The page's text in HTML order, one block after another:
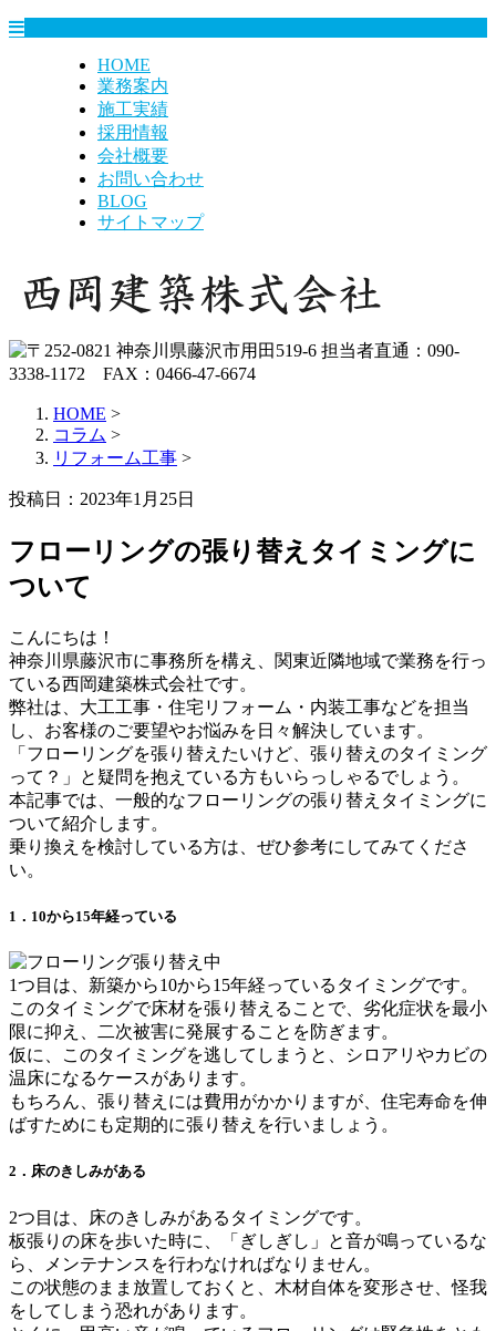
HOME
業務案内
施工実績
採用情報
会社概要
お問い合わせ
BLOG
サイトマップ
HOME >
コラム >
リフォーム工事 >
投稿日：2023年1月25日
フローリングの張り替えタイミングに
ついて
こんにちは！
神奈川県藤沢市に事務所を構え、関東近隣地域で業務を行っ
ている西岡建築株式会社です。
弊社は、大工工事・住宅リフォーム・内装工事などを担当
し、お客様のご要望やお悩みを日々解決しています。
「フローリングを張り替えたいけど、張り替えのタイミング
って？」と疑問を抱えている方もいらっしゃるでしょう。
本記事では、一般的なフローリングの張り替えタイミングに
ついて紹介します。
乗り換えを検討している方は、ぜひ参考にしてみてくださ
い。
1．10から15年経っている
1つ目は、新築から10から15年経っているタイミングです。
このタイミングで床材を張り替えることで、劣化症状を最小
限に抑え、二次被害に発展することを防ぎます。
仮に、このタイミングを逃してしまうと、シロアリやカビの
温床になるケースがあります。
もちろん、張り替えには費用がかかりますが、住宅寿命を伸
ばすためにも定期的に張り替えを行いましょう。
2．床のきしみがある
2つ目は、床のきしみがあるタイミングです。
板張りの床を歩いた時に、「ぎしぎし」と音が鳴っているな
ら、メンテナンスを行わなければなりません。
この状態のまま放置しておくと、木材自体を変形させ、怪我
をしてしまう恐れがあります。